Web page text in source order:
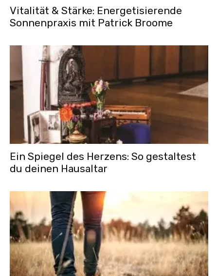
Vitalität & Stärke: Energetisierende
Sonnenpraxis mit Patrick Broome
Ein Spiegel des Herzens: So gestaltest
du deinen Hausaltar